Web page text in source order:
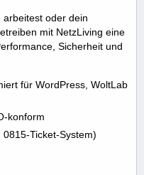
oder dein
mit NetzLiving eine
Sicherheit und
für WordPress, WoltLab
konform
Ticket-System)